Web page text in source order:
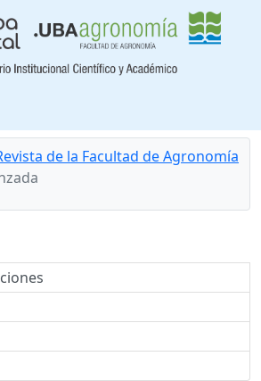
de la Facultad de Agronomía